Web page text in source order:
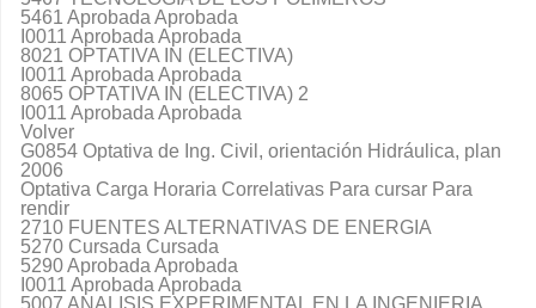
5461 Aprobada Aprobada
I0011 Aprobada Aprobada
8021 OPTATIVA IN (ELECTIVA)
I0011 Aprobada Aprobada
8065 OPTATIVA IN (ELECTIVA) 2
I0011 Aprobada Aprobada
Volver
G0854 Optativa de Ing. Civil, orientación Hidráulica, plan
2006
Optativa Carga Horaria Correlativas Para cursar Para
rendir
2710 FUENTES ALTERNATIVAS DE ENERGIA
5270 Cursada Cursada
5290 Aprobada Aprobada
I0011 Aprobada Aprobada
5007 ANALISIS EXPERIMENTAL EN LA INGENIERIA